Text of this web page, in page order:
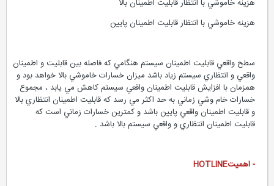
هزينه خاموشي با انتظار قابليت اطمينان بالا
هزينه خاموشي با انتظار قابليت اطمينان پايين
سطح واقعي قابليت اطمينان سيستم هنگامي كه فاصله بين قابليت و اطمينان
واقعي و انتظاري سيستم زياد باشد ميزان خسارات خاموشي بالا خواهد بود و
همزمان با افزايش قابليت اطمينان واقعي سيستم كاهش مي يابد ، مجموع
خسارات خام وشي زماني به حد اكثر مي رسد كه قابليت اطمينان انتظاري بالا
و قابليت اطمينان واقعي پايين باشد و كمترين خسارات زماني است كه
قابليت اطمينان انتظاري و واقعي سيستم بالا باشد .
- اهميتHOTLINE